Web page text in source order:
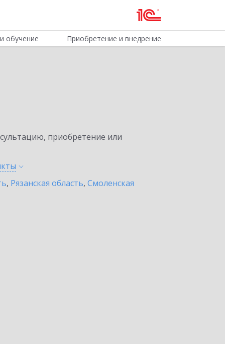
обучение Приобретение и внедрение
приобретение или
, Рязанская область, Смоленская